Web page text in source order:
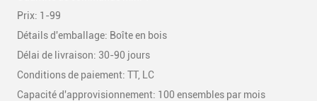
Prix: 1-99
Détails d'emballage: Boîte en bois
Délai de livraison: 30-90 jours
Conditions de paiement: TT, LC
Capacité d'approvisionnement: 100 ensembles par mois